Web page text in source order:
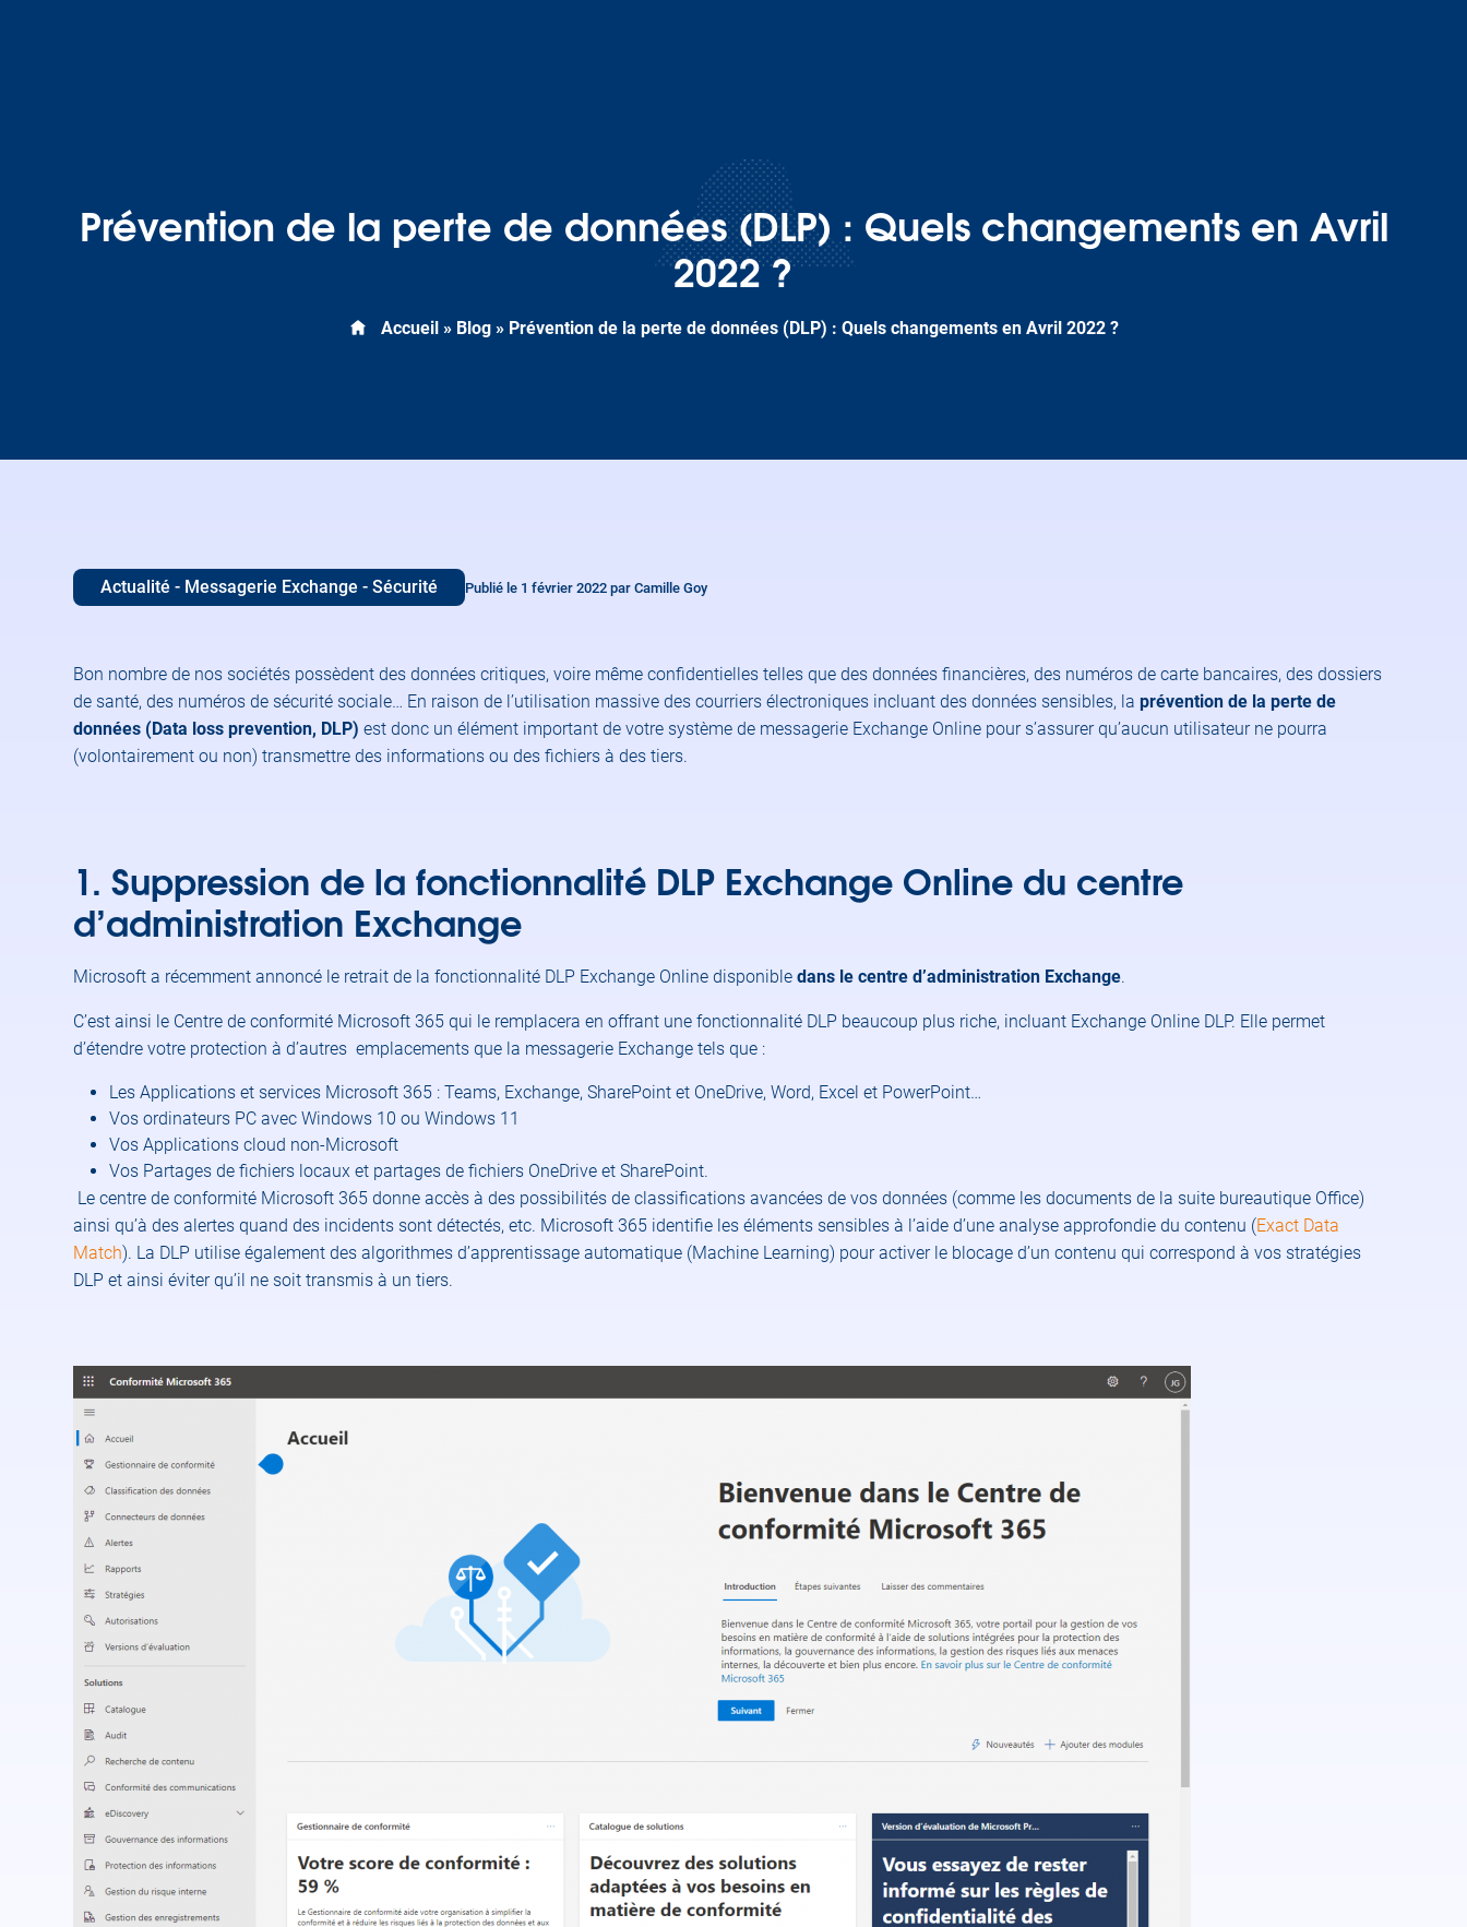
Prévention de la perte de données (DLP) : Quels changements en Avril
2022 ?
Accueil » Blog» Prévention de la perte de données (DLP) : Quels changements en Avril 2022 ?
Actualité - Messagerie Exchange - Sécurité Publié le 1 février 2022 par Camille Goy
Bon nombre de nos sociétés possèdent des données critiques, voire même confidentielles telles que des données financières, des numéros de carte bancaires, des dossiers
de santé, des numéros de sécurité sociale… En raison de l’utilisation massive des courriers électroniques incluant des données sensibles, laprévention de la perte de
données (Data loss prevention, DLP)est donc un élément important de votre système de messagerie Exchange Online pour s’assurer qu’aucun utilisateur ne pourra
(volontairement ou non) transmettre des informations ou des fichiers à des tiers.
1. Suppression de la fonctionnalité DLP Exchange Online du centre
d’administration Exchange
Microsoft a récemment annoncé le retrait de la fonctionnalité DLP Exchange Online disponibledans le centre d’administration Exchange.
C’est ainsi le Centre de conformité Microsoft 365 qui le remplacera en offrant une fonctionnalité DLP beaucoup plus riche, incluant Exchange Online DLP. Elle permet
d’étendre votre protection à d’autres emplacements que la messagerie Exchange tels que :
Les Applications et services Microsoft 365 : Teams, Exchange, SharePoint et OneDrive, Word, Excel et PowerPoint…
Vos ordinateurs PC avec Windows 10 ou Windows 11
Vos Applications cloud non-Microsoft
Vos Partages de fichiers locaux et partages de fichiers OneDrive et SharePoint.
Le centre de conformité Microsoft 365 donne accès à des possibilités de classifications avancées de vos données (comme les documents de la suite bureautique Office)
ainsi qu’à des alertes quand des incidents sont détectés, etc. Microsoft 365 identifie les éléments sensibles à l’aide d’une analyse approfondie du contenu (Exact Data
Match). La DLP utilise également des algorithmes d’apprentissage automatique (Machine Learning) pour activer le blocage d’un contenu qui correspond à vos stratégies
DLP et ainsi éviter qu’il ne soit transmis à un tiers.